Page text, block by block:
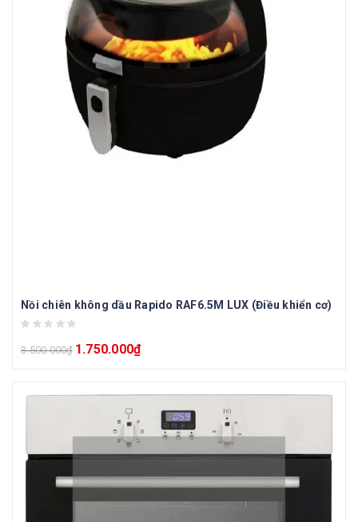
Nồi chiên không dầu Rapido RAF6.5M LUX (Điều khiển cơ)
3.500.000₫ 1.750.000₫